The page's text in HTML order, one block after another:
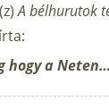
A bélhurutok
hogy a Neten…